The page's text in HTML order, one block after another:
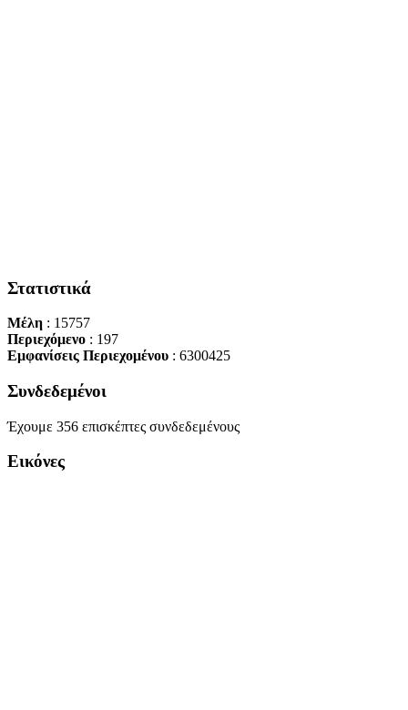
Στατιστικά
Μέλη : 15757
Περιεχόμενο : 197
Εμφανίσεις Περιεχομένου : 6300425
Συνδεδεμένοι
Έχουμε 356 επισκέπτες συνδεδεμένους
Εικόνες